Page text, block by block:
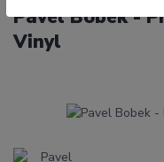
Pavel Bobek -
Vinyl